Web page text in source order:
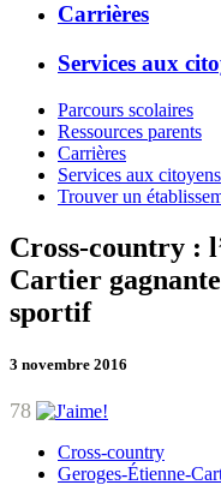
Carrières
Services aux
Parcours scolaires
Ressources parents
Carrières
Services aux citoyens
Trouver un
Cross-country :
Cartier
sportif
3 novembre 2016
78
Cross-country
Geroges-Étienne-